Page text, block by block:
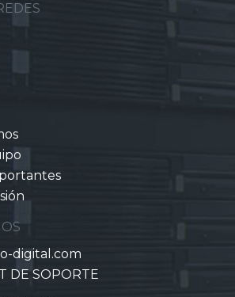
digital.com
DE SOPORTE